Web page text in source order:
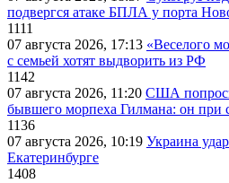
подвергся атаке БПЛА у порта
1111
07 августа 2026, 17:13 «Веселого
с семьей хотят выдворить из РФ
1142
07 августа 2026, 11:20 США
бывшего морпеха Гилмана: он при
1136
07 августа 2026, 10:19 Украина
Екатеринбурге
1408